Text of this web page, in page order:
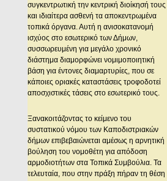
συγκεντρωτική την κεντρική διοίκησή τους
και ιδιαίτερα ασθενή τα αποκεντρωμένα
τοπικά όργανα. Αυτή η ανισοκατανομή
ισχύος στο εσωτερικό των Δήμων,
συσσωρευμένη για μεγάλο χρονικό
διάστημα διαμορφώνει νομιμοποιητική
βάση για έντονες διαμαρτυρίες, που σε
κάποιες οριακές καταστάσεις τροφοδοτεί
αποσχιστικές τάσεις στο εσωτερικό τους.
Ξανακοιτάζοντας το κείμενο του
συστατικού νόμου των Καποδιστριακών
δήμων επιβεβαιώνεται αμέσως η αρνητική
βούληση του νομοθέτη για απόδοση
αρμοδιοτήτων στα Τοπικά Συμβούλια. Τα
τελευταία, που στην πράξη πήραν τη θέση